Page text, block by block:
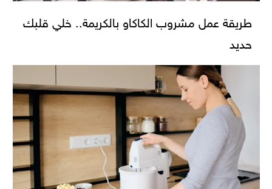
طريقة عمل مشروب الكاكاو بالكريمة.. خلي قلبك
حديد